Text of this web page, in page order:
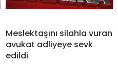
Meslektaşını silahla vuran
avukat adliyeye sevk
edildi